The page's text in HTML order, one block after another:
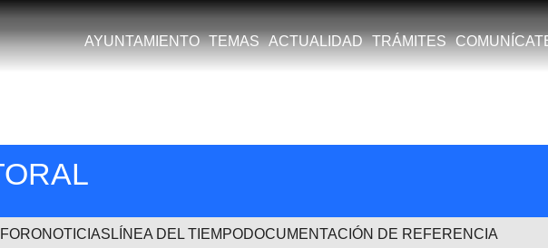
AYUNTAMIENTO TEMAS ACTUALIDAD TRÁMITES COMUNÍCATE
NOTICIAS LÍNEA DEL TIEMPODOCUMENTACIÓN DE REFERENCIA